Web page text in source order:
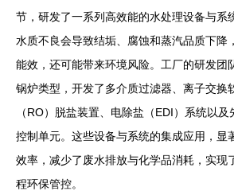
节，研发了一系列高效能的水处理设备与系
水质不良会导致结垢、腐蚀和蒸汽品质下降
能效，还可能带来环境风险。工厂的研发团
锅炉类型，开发了多介质过滤器、离子交换
（RO）脱盐装置、电除盐（EDI）系统以
控制单元。这些设备与系统的集成应用，显
效率，减少了废水排放与化学品消耗，实现
程环保管控。